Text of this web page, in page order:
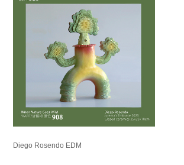
Diego Rosendo EDM